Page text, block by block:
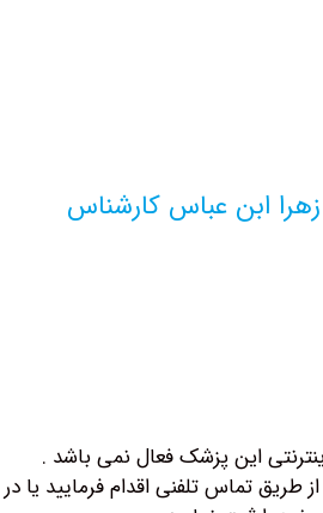
عباس کارشناس
پزشک فعال نمی باشد .
تلفنی اقدام فرمایید یا در